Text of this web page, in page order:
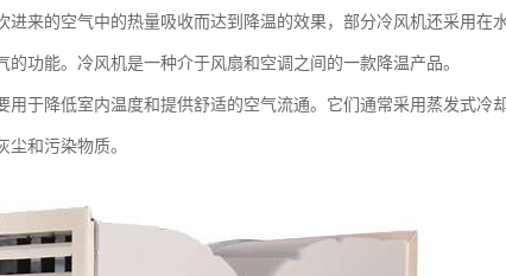
来的空气中的热量吸收而达到降温的效果，部分冷风机还采用在
功能。冷风机是一种介于风扇和空调之间的一款降温产品。
于降低室内温度和提供舒适的空气流通。它们通常采用蒸发式冷
和污染物质。